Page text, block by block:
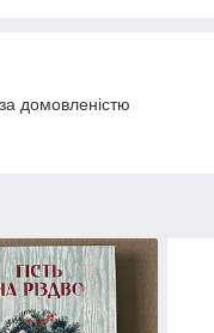
домовленістю